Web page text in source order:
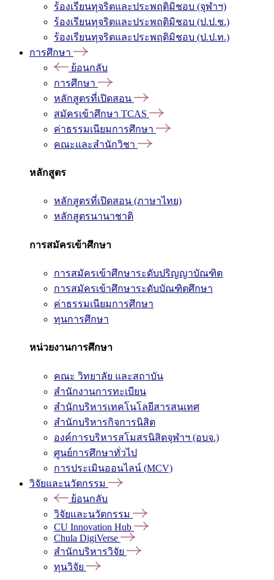
ร้องเรียนทุจริตและประพฤติมิชอบ (จุฬาฯ)
ร้องเรียนทุจริตและประพฤติมิชอบ (ป.ป.ช.)
ร้องเรียนทุจริตและประพฤติมิชอบ (ป.ป.ท.)
การศึกษา
ย้อนกลับ
การศึกษา
หลักสูตรที่เปิดสอน
สมัครเข้าศึกษา TCAS
ค่าธรรมเนียมการศึกษา
คณะและสำนักวิชา
หลักสูตร
หลักสูตรที่เปิดสอน (ภาษาไทย)
หลักสูตรนานาชาติ
การสมัครเข้าศึกษา
การสมัครเข้าศึกษาระดับปริญญาบัณฑิต
การสมัครเข้าศึกษาระดับบัณฑิตศึกษา
ค่าธรรมเนียมการศึกษา
ทุนการศึกษา
หน่วยงานการศึกษา
คณะ วิทยาลัย และสถาบัน
สำนักงานการทะเบียน
สำนักบริหารเทคโนโลยีสารสนเทศ
สำนักบริหารกิจการนิสิต
องค์การบริหารสโมสรนิสิตจุฬาฯ (อบจ.)
ศูนย์การศึกษาทั่วไป
การประเมินออนไลน์ (MCV)
วิจัยและนวัตกรรม
ย้อนกลับ
วิจัยและนวัตกรรม
CU Innovation Hub
Chula DigiVerse
สำนักบริหารวิจัย
ทุนวิจัย